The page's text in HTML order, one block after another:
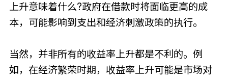
上升意味着什么?政府在借款时将面临更高的成
本，可能影响到支出和经济刺激政策的执行。
当然，并非所有的收益率上升都是不利的。例
如，在经济繁荣时期，收益率上升可能是市场对